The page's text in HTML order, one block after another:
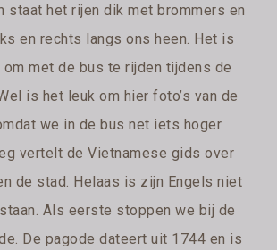
staat het rijen dik met brommers en
en rechts langs ons heen. Het is
met de bus te rijden tijdens de
is het leuk om hier foto’s van de
we in de bus net iets hoger
vertelt de Vietnamese gids over
de stad. Helaas is zijn Engels niet
Als eerste stoppen we bij de
De pagode dateert uit 1744 en is